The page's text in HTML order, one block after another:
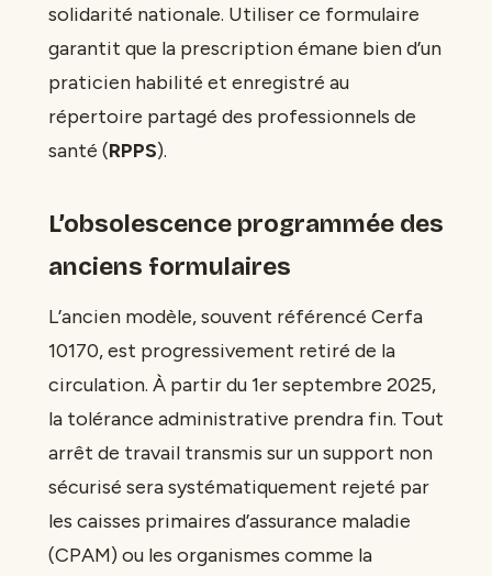
solidarité nationale. Utiliser ce formulaire
garantit que la prescription émane bien d’un
praticien habilité et enregistré au
répertoire partagé des professionnels de
santé (RPPS).
L’obsolescence programmée des
anciens formulaires
L’ancien modèle, souvent référencé Cerfa
10170, est progressivement retiré de la
circulation. À partir du 1er septembre 2025,
la tolérance administrative prendra fin. Tout
arrêt de travail transmis sur un support non
sécurisé sera systématiquement rejeté par
les caisses primaires d’assurance maladie
(CPAM) ou les organismes comme la